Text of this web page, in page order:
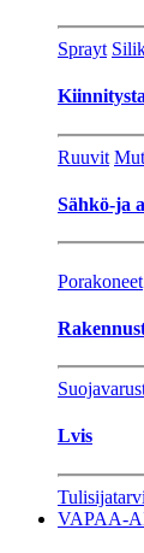
Sprayt
Ruuvit
Sähkö-ja
Porakoneet
Lvis
VAPAA-